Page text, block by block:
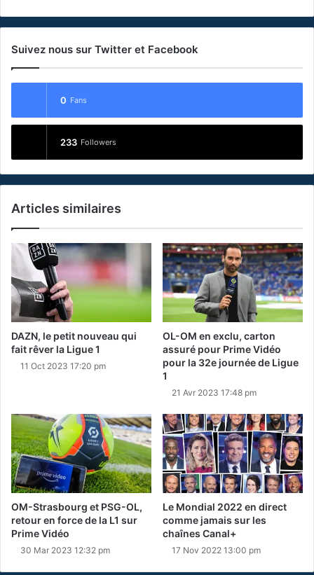
Suivez nous sur Twitter et Facebook
0 Fans
233 Followers
Articles similaires
DAZN, le petit nouveau qui
fait rêver la Ligue 1
11 Oct 2023 17:20 pm
OL-OM en exclu, carton
assuré pour Prime Vidéo
pour la 32e journée de Ligue
1
21 Avr 2023 17:48 pm
OM-Strasbourg et PSG-OL,
retour en force de la L1 sur
Prime Vidéo
30 Mar 2023 12:32 pm
Le Mondial 2022 en direct
comme jamais sur les
chaînes Canal+
17 Nov 2022 13:00 pm